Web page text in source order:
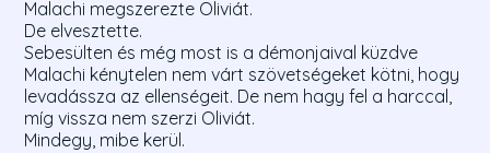
Malachi megszerezte Oliviát.
De elvesztette.
Sebesülten és még most is a démonjaival küzdve
Malachi kénytelen nem várt szövetségeket kötni, hogy
levadássza az ellenségeit. De nem hagy fel a harccal,
míg vissza nem szerzi Oliviát.
Mindegy, mibe kerül.